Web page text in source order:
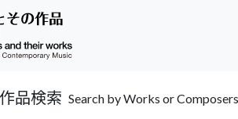
品検索 Search by Works or Composers